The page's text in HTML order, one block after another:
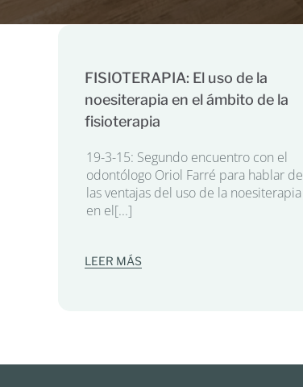
FISIOTERAPIA: El uso de la
noesiterapia en el ámbito de la
fisioterapia
19-3-15: Segundo encuentro con el
odontólogo Oriol Farré para hablar de
las ventajas del uso de la noesiterapia
en el[...]
LEER MÁS